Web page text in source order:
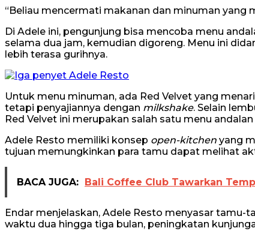
“Beliau mencermati makanan dan minuman yang
Di Adele ini, pengunjung bisa mencoba menu
selama dua jam, kemudian digoreng. Menu ini
lebih terasa gurihnya.
Untuk menu minuman, ada Red Velvet yang
tetapi penyajiannya dengan milkshake. Selain
Red Velvet ini merupakan salah satu menu
Adele Resto memiliki konsep open-kitchen yang
tujuan memungkinkan para tamu dapat melihat
BACA JUGA: Bali Coffee Club Tawarkan
Endar menjelaskan, Adele Resto menyasar tamu-
waktu dua hingga tiga bulan, peningkatan